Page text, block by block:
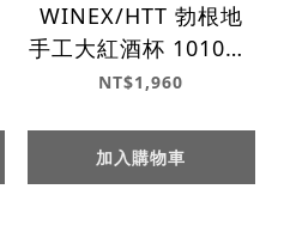
WINEX/HTT 勃根地
手工大紅酒杯 1010ml
GH201KC
NT$1,960
加入購物車